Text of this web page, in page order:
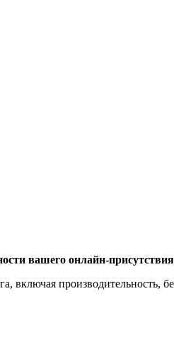
вашего онлайн-
производительность,